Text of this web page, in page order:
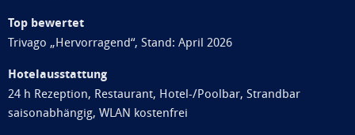
Top bewertet
Trivago „Hervorragend“, Stand: April 2026
Hotelausstattung
24 h Rezeption, Restaurant, Hotel-/Poolbar, Strandbar
saisonabhängig, WLAN kostenfrei